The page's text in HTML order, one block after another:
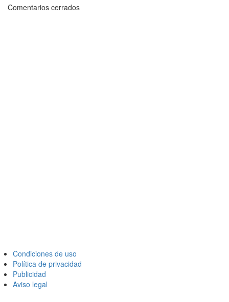
Comentarios cerrados
Condiciones de uso
Política de privacidad
Publicidad
Aviso legal